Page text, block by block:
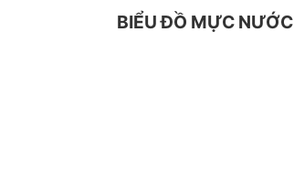
BIỂU ĐỒ MỰC NƯỚC